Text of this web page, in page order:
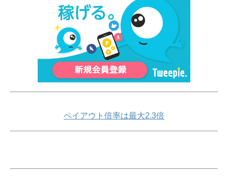
ペイアウト倍率は最大2.3倍